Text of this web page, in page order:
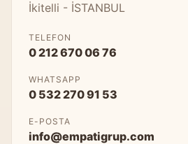
İkitelli - İSTANBUL
TELEFON
0 212 670 06 76
WHATSAPP
0 532 270 91 53
E-POSTA
info@empatigrup.com